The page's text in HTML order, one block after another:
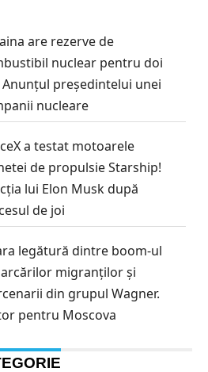
are rezerve de
nuclear pentru doi
Anunțul președintelui unei
nucleare
a testat motoarele
de propulsie Starship!
lui Elon Musk după
de joi
legătură dintre boom-ul
migranților și
din grupul Wagner.
pentru Moscova